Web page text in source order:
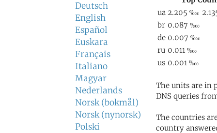
Deutsch
English
Español
Euskara
Français
Italiano
Magyar
Nederlands
Norsk (bokmål)
Norsk (nynorsk)
Polski
The units are in
DNS queries
The countries
country